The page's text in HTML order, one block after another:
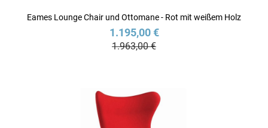
Eames Lounge Chair und Ottomane - Rot mit weißem Holz
1.195,00 €
1.963,00 €